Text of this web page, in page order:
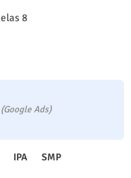
8
Ads)
IPA SMP